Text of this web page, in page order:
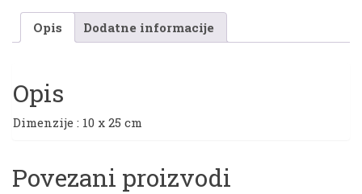
MU
71
količina
Opis Dodatne informacije
Opis
Dimenzije : 10 x 25 cm
Povezani proizvodi